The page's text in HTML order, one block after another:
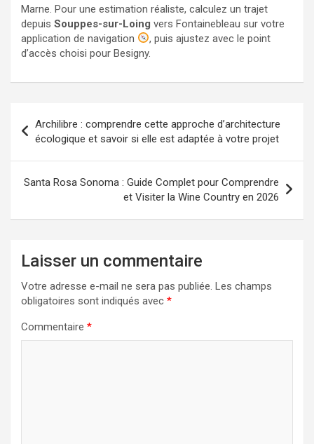
Marne. Pour une estimation réaliste, calculez un trajet
depuis Souppes-sur-Loing vers Fontainebleau sur votre
application de navigation
, puis ajustez avec le point
d’accès choisi pour Besigny.
de
l’article
Archilibre : comprendre cette approche d’architecture
écologique et savoir si elle est adaptée à votre projet
Santa Rosa Sonoma : Guide Complet pour Comprendre
et Visiter la Wine Country en 2026
Laisser un commentaire
Votre adresse e-mail ne sera pas publiée. Les champs
obligatoires sont indiqués avec *
Commentaire *